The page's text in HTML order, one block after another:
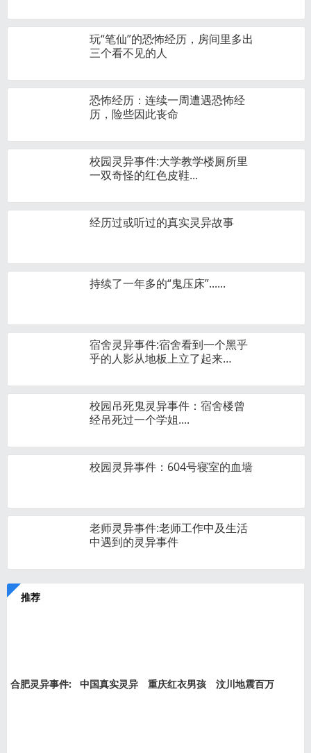
玩“笔仙”的恐怖经历，房间里多出
三个看不见的人
恐怖经历：连续一周遭遇恐怖经
历，险些因此丧命
校园灵异事件:大学教学楼厕所里
一双奇怪的红色皮鞋...
经历过或听过的真实灵异故事
持续了一年多的“鬼压床”......
宿舍灵异事件:宿舍看到一个黑乎
乎的人影从地板上立了起来…
校园吊死鬼灵异事件：宿舍楼曾
经吊死过一个学姐....
校园灵异事件：604号寝室的血墙
老师灵异事件:老师工作中及生活
中遇到的灵异事件
推荐
合肥灵异事件:
中国真实灵异
重庆红衣男孩
汶川地震百万